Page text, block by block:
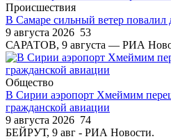
Происшествия
В Самаре сильный ветер повалил
9 августа 2026 53
САРАТОВ, 9 августа — РИА
Общество
В Сирии аэропорт Хмеймим
гражданской авиации
9 августа 2026 74
БЕЙРУТ, 9 авг - РИА Новости.